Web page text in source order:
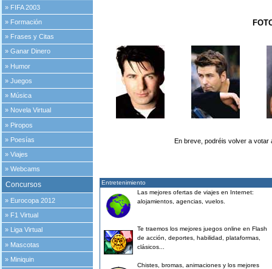
» FIFA 2003
» Formación
» Frases y Citas
»Ganar Dinero
» Humor
»Juegos
» Música
» Novela Virtual
» Piropos
» Poesías
»Viajes
»Webcams
Concursos
» Eurocopa 2012
» F1 Virtual
» Liga Virtual
» Mascotas
» Miniquin
En breve, podréis volver a
Entretenimiento
Las mejores ofertas de viajes en Internet:
alojamientos, agencias, vuelos.
Te traemos los mejores juegos online en Flash
de acción, deportes, habilidad, plataformas,
clásicos...
Chistes, bromas, animaciones y los mejores